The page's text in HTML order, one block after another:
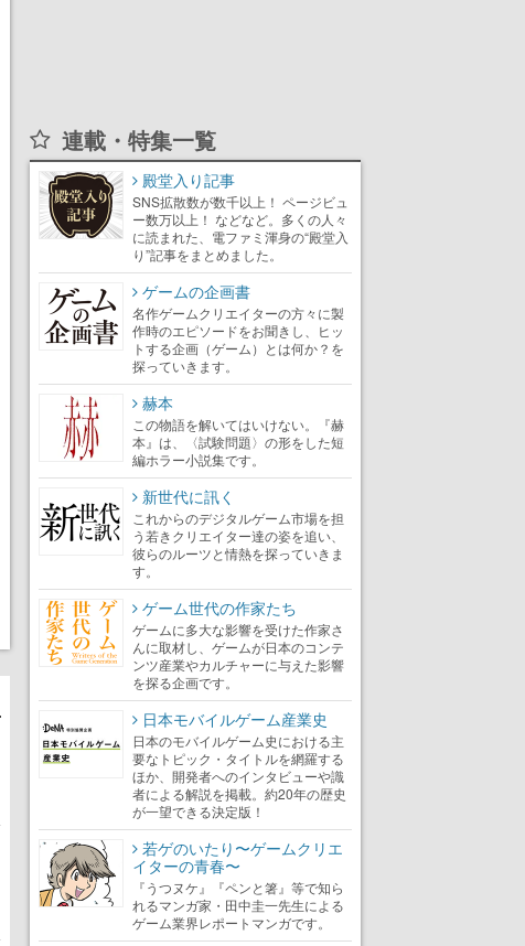
連載・特集一覧
殿堂入り記事
SNS拡散数が数千以上！ ページビュ
ー数万以上！ などなど。多くの人々
に読まれた、電ファミ渾身の“殿堂入
り”記事をまとめました。
ゲームの企画書
名作ゲームクリエイターの方々に製
作時のエピソードをお聞きし、ヒッ
トする企画（ゲーム）とは何か？を
探っていきます。
赫本
この物語を解いてはいけない。『赫
本』は、〈試験問題〉の形をした短
編ホラー小説集です。
新世代に訊く
これからのデジタルゲーム市場を担
う若きクリエイター達の姿を追い、
彼らのルーツと情熱を探っていきま
す。
ゲーム世代の作家たち
ゲームに多大な影響を受けた作家さ
んに取材し、ゲームが日本のコンテ
ンツ産業やカルチャーに与えた影響
を探る企画です。
日本モバイルゲーム産業史
日本のモバイルゲーム史における主
要なトピック・タイトルを網羅する
ほか、開発者へのインタビューや識
者による解説を掲載。約20年の歴史
が一望できる決定版！
若ゲのいたり〜ゲームクリエ
イターの青春〜
『うつヌケ』『ペンと箸』等で知ら
れるマンガ家・田中圭一先生による
ゲーム業界レポートマンガです。